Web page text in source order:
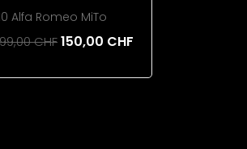
Alfa Romeo MiTo
CHF150,00 CHF